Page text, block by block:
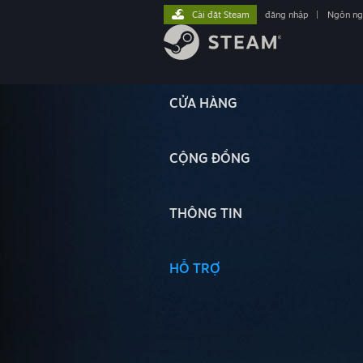
CỬA HÀNG
CỘNG ĐỒNG
THÔNG TIN
HỖ TRỢ
Cài đặt Steam đăng nhập Ngôn